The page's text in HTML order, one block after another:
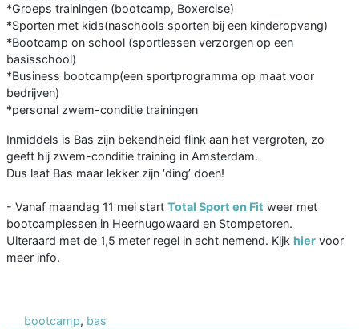
*Groeps trainingen (bootcamp, Boxercise)
*Sporten met kids(naschools sporten bij een kinderopvang)
*Bootcamp on school (sportlessen verzorgen op een
basisschool)
*Business bootcamp(een sportprogramma op maat voor
bedrijven)
*personal zwem-conditie trainingen
Inmiddels is Bas zijn bekendheid flink aan het vergroten, zo
geeft hij zwem-conditie training in Amsterdam.
Dus laat Bas maar lekker zijn ‘ding’ doen!
- Vanaf maandag 11 mei start Total Sport en Fit weer met
bootcamplessen in Heerhugowaard en Stompetoren.
Uiteraard met de 1,5 meter regel in acht nemend. Kijk hier voor
meer info.
bootcamp, bas